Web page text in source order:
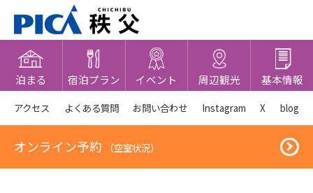
泊まる 宿泊プラン イベント 周辺観光 基本情報
アクセス よくある質問 お問い合わせ Instagram X blog
オンライン予約 （空室状況）